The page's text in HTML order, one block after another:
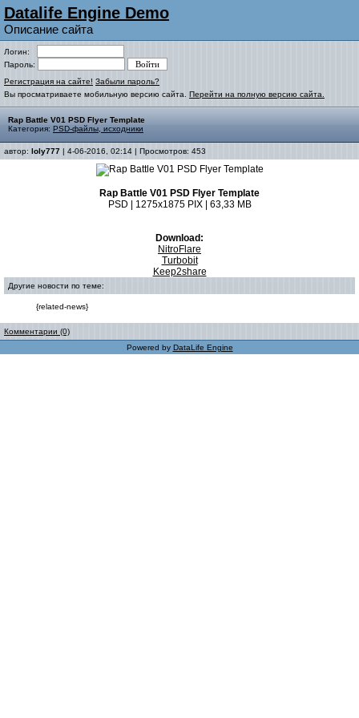
Datalife Engine Demo
Описание сайта
Логин:
Пароль:
Регистрация на сайте! Забыли пароль?
Вы просматриваете мобильную версию сайта. Перейти на полную версию сайта.
Rap Battle V01 PSD Flyer Template
Категория: PSD-файлы, исходники
автор: loly777 | 4-06-2016, 02:14 | Просмотров: 453
Rap Battle V01 PSD Flyer Template
PSD | 1275x1875 PIX | 63,33 MB
Download:
NitroFlare
Turbobit
Keep2share
Другие новости по теме:
{related-news}
Комментарии (0)
Powered by DataLife Engine